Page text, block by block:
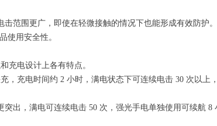
击范围更广，即使在轻微接触的情况下也能形成有效防
使用安全性。
充电设计上各有特点。
，充电时间约 2 小时，满电状态下可连续电击 30 次以
突出，满电可连续电击 50 次，强光手电单独使用可续航